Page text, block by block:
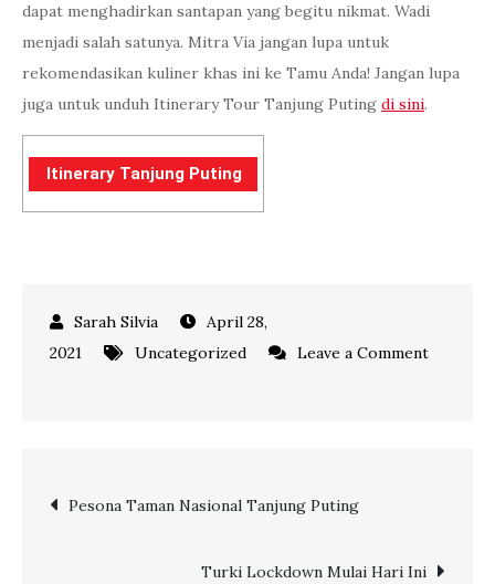
dapat menghadirkan santapan yang begitu nikmat. Wadi
menjadi salah satunya. Mitra Via jangan lupa untuk
rekomendasikan kuliner khas ini ke Tamu Anda! Jangan lupa
juga untuk unduh Itinerary Tour Tanjung Puting di sini.
Itinerary Tanjung Puting
April 28,
2021
Uncategorized
Leave a Comment
Kalimantan
Post
navigation
Pesona Taman Nasional Tanjung Puting
Turki Lockdown Mulai Hari Ini